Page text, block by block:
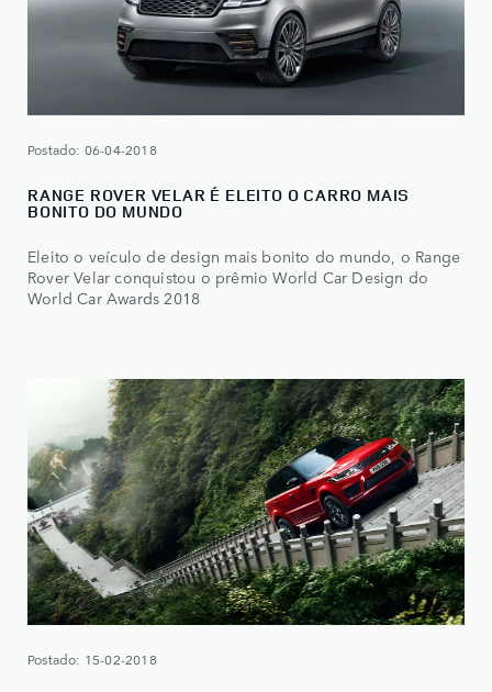
Postado: 06-04-2018
RANGE ROVER VELAR É ELEITO O CARRO MAIS
BONITO DO MUNDO
Eleito o veículo de design mais bonito do mundo, o Range
Rover Velar conquistou o prêmio World Car Design do
World Car Awards 2018
Postado: 15-02-2018